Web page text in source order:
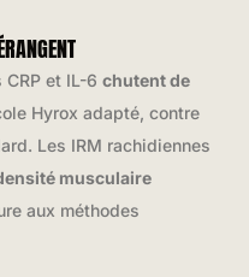
et IL-6 chutent de
Hyrox adapté, contre
Les IRM rachidiennes
musculaire
aux méthodes